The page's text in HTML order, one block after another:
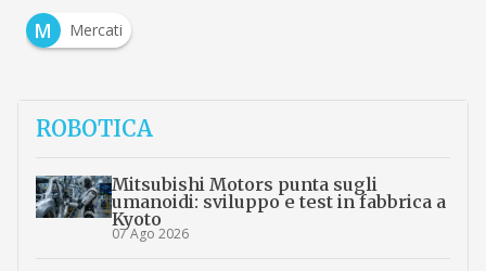
M
Mercati
ROBOTICA
Mitsubishi Motors punta sugli
umanoidi: sviluppo e test in fabbrica a
Kyoto
07 Ago 2026